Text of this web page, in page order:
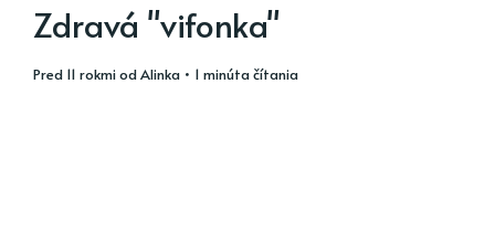
Zdravá "vifonka"
pred 11 rokmiodAlinka • 1 minúta čítania